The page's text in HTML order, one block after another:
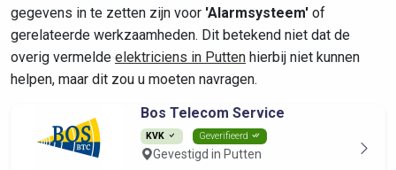
gegevens in te zetten zijn voor 'Alarmsysteem' of
gerelateerde werkzaamheden. Dit betekend niet dat de
overig vermelde elektriciens in Putten hierbij niet kunnen
helpen, maar dit zou u moeten navragen.
Bos Telecom Service
KVK Geverifieerd
Gevestigd in Putten